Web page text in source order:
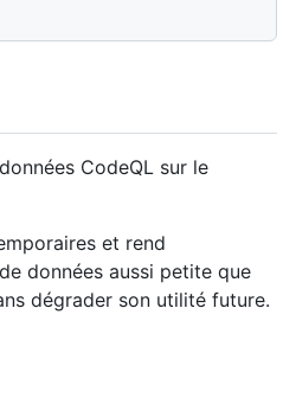
CodeQL sur le
et rend
données aussi petite que
dégrader son utilité future.